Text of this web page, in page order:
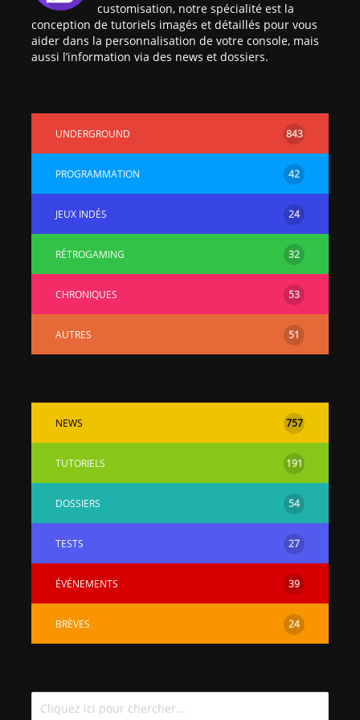
customisation, notre spécialité est la
conception de tutoriels imagés et détaillés pour vous
aider dans la personnalisation de votre console, mais
aussi l’information via des news et dossiers.
UNDERGROUND 843
PROGRAMMATION 42
JEUX INDÉS 24
RÉTROGAMING 32
CHRONIQUES 53
AUTRES 51
NEWS 757
TUTORIELS 191
DOSSIERS 54
TESTS 27
ÉVÉNEMENTS 39
BRÈVES 24